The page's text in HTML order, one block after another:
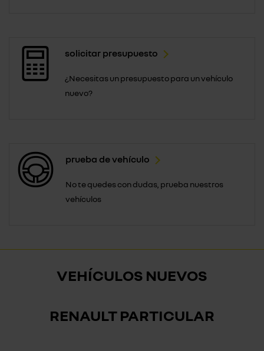
solicitar presupuesto
¿Necesitas un presupuesto para un vehículo
nuevo?
prueba de vehículo
No te quedes con dudas, prueba nuestros
vehículos
VEHÍCULOS NUEVOS
RENAULT PARTICULAR